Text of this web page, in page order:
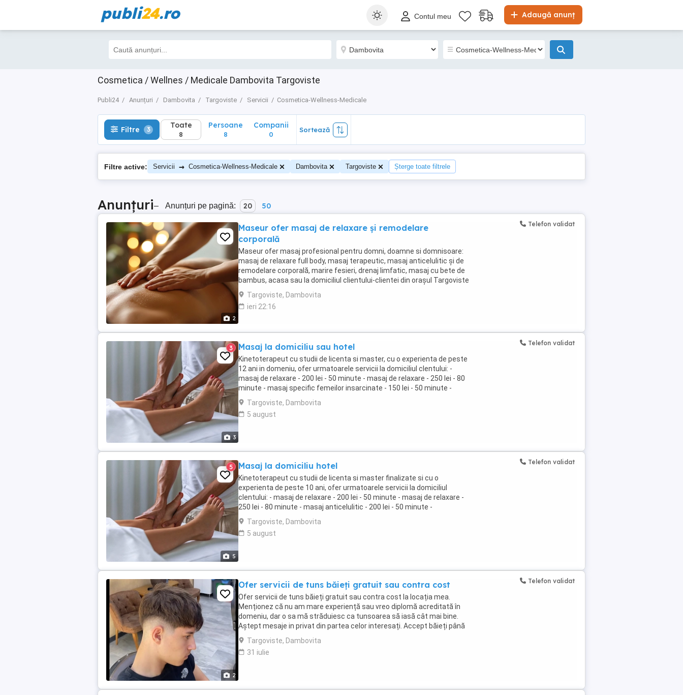
publi24.ro Adaugă anunț
Contul meu
Cosmetica / Wellnes / Medicale Dambovita Targoviste
Publi24 Anunțuri Dambovita Targoviste Servicii Cosmetica-Wellness-Medicale
Filtre 3 Toate
8
Filtre 3 Toate
8
Persoane
8
Companii
0
Sortează
Filtre active: Servicii → Cosmetica-Wellness-Medicale Dambovita Targoviste Șterge toate filtrele
Anunțuri– Anunțuri pe pagină: 20 50
2
Maseur ofer masaj de relaxare și remodelare
corporală
Maseur ofer masaj profesional pentru domni, doamne si domnisoare:
masaj de relaxare full body, masaj terapeutic, masaj anticelulitic și de
remodelare corporală, marire fesieri, drenaj limfatic, masaj cu bete de
bambus, acasa sau la domiciliul clientului-clientei din orașul Targoviste
și zonele învecinate. Daca ...
Targoviste, Dambovita
ieri 22:16
Telefon validat
3
3 Masaj la domiciliu sau hotel
Kinetoterapeut cu studii de licenta si master, cu o experienta de peste
12 ani in domeniu, ofer urmatoarele servicii la domiciliul clentului: -
masaj de relaxare - 200 lei - 50 minute - masaj de relaxare - 250 lei - 80
minute - masaj specific femeilor insarcinate - 150 lei - 50 minute -
masaj sportiv ...
Targoviste, Dambovita
5 august
Telefon validat
5
5 Masaj la domiciliu hotel
Kinetoterapeut cu studii de licenta si master finalizate si cu o
experienta de peste 10 ani, ofer urmatoarele servicii la domiciliul
clentului: - masaj de relaxare - 200 lei - 50 minute - masaj de relaxare -
250 lei - 80 minute - masaj anticelulitic - 200 lei - 50 minute -
remodelare corporala prin ...
Targoviste, Dambovita
5 august
Telefon validat
2
Ofer servicii de tuns băieți gratuit sau contra cost
Ofer servicii de tuns băieți gratuit sau contra cost la locația mea.
Menționez că nu am mare experiență sau vreo diplomă acreditată în
domeniu, dar o sa mă străduiesc ca tunsoarea să iasă cât mai bine.
Aștept mesaje in privat din partea celor interesați. Accept băieți până
în 25 de ani.
Targoviste, Dambovita
31 iulie
Telefon validat